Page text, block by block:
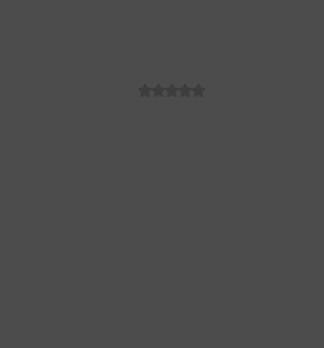
KLOMPE
Popularna kožna klompa s
pruža optimalnu